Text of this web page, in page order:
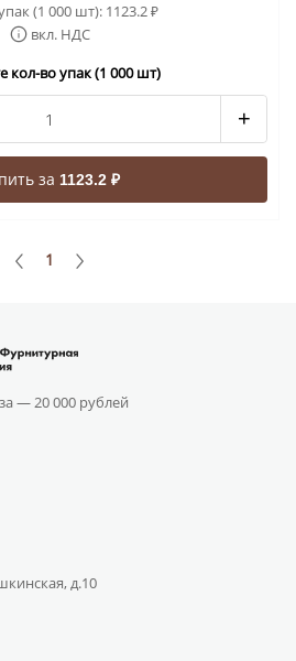
(1 000 шт): 1123.2₽
вкл. НДС
кол-во упак (1 000 шт)
+
за 1123.2 ₽
1
—20 000 рублей
д.10